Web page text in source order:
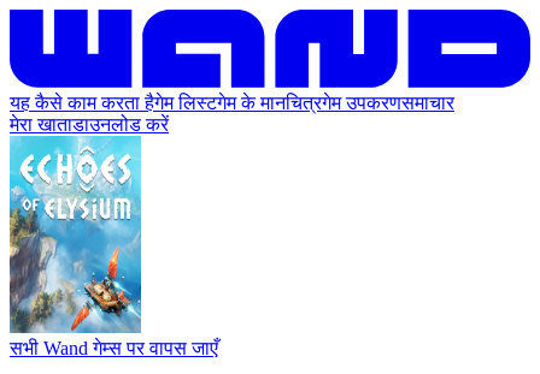
यह कैसे काम करता हैगेम लिस्टगेम के मानचित्रगेम उपकरणसमाचार
मेरा खाताडाउनलोड करें
सभी Wand गेम्स पर वापस जाएँ